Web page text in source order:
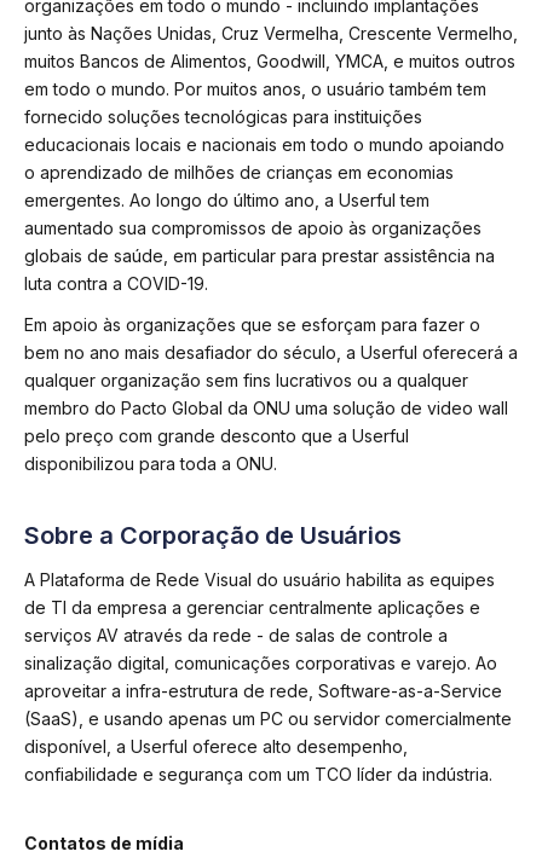
organizações em todo o mundo - incluindo implantações
junto às Nações Unidas, Cruz Vermelha, Crescente Vermelho,
muitos Bancos de Alimentos, Goodwill, YMCA, e muitos outros
em todo o mundo. Por muitos anos, o usuário também tem
fornecido soluções tecnológicas para instituições
educacionais locais e nacionais em todo o mundo apoiando
o aprendizado de milhões de crianças em economias
emergentes. Ao longo do último ano, a Userful tem
aumentado sua compromissos de apoio às organizações
globais de saúde, em particular para prestar assistência na
luta contra a COVID-19.
Em apoio às organizações que se esforçam para fazer o
bem no ano mais desafiador do século, a Userful oferecerá a
qualquer organização sem fins lucrativos ou a qualquer
membro do Pacto Global da ONU uma solução de video wall
pelo preço com grande desconto que a Userful
disponibilizou para toda a ONU.
Sobre a Corporação de Usuários
A Plataforma de Rede Visual do usuário habilita as equipes
de TI da empresa a gerenciar centralmente aplicações e
serviços AV através da rede - de salas de controle a
sinalização digital, comunicações corporativas e varejo. Ao
aproveitar a infra-estrutura de rede, Software-as-a-Service
(SaaS), e usando apenas um PC ou servidor comercialmente
disponível, a Userful oferece alto desempenho,
confiabilidade e segurança com um TCO líder da indústria.
Contatos de mídia